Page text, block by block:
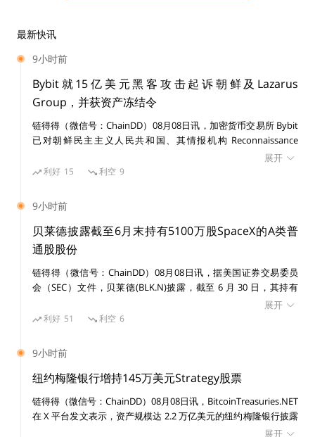
一话题，笔者想引用 Placeholder 合伙人 Chris Burnisk
可能打破简单的四年周期。在美国新一代政府的支持下，
加密货币资产未来几年的回报率可能不会出现抛物线式的
增长，而是更趋于稳定增长。此外，主流资产不太可能再
遭遇 85-95% 的极端回撤。 对于接下来的市场走势，各
位如何看待？
作者：TechubNews；来自链得得内容开放平台“得得号”，本文仅代表作者观点，不代
凡“得得号”文章，原创性和内容的真实性由投稿人保证，如果稿件因抄袭、作假等行为
导致的法律后果，由投稿人本人负责
得得号平台发布文章，如有侵权、违规及其他不当言论内容，请广大读者监督，一经证
实，平台会立即下线。如遇文章内容问题，请联系微信：chaindd123
链得得仅提供相关信息展示，不构成任何投资建议
更多精彩内容，关注链得得微信号（ID：
ChainDD），或者下载链得得App
最新快讯
9小时前
Bybit就15亿美元黑客攻击起诉朝鲜及Lazarus
Group，并获资产冻结令
链得得（微信号：ChainDD）08月08日讯，加密货币交易所 Bybit
已对朝鲜民主主义人民共和国、其情报机构 Reconnaissance
General Bureau（RGB）及受国家制裁的黑客组织 Lazarus Group
提起民事诉讼，涉及一宗价值 15 亿美元的黑客攻击事件。 美国联
识别资产。
展开
利好 15 利空 9
9小时前
贝莱德披露截至6月末持有5100万股SpaceX的A类普
通股股份
链得得（微信号：ChainDD）08月08日讯，据美国证券交易委员
会（SEC）文件，贝莱德(BLK.N)披露，截至 6 月 30 日，其持有
展开
利好 51 利空 6
9小时前
纽约梅隆银行增持145万美元Strategy股票
链得得（微信号：ChainDD）08月08日讯，BitcoinTreasuries.NET
在 X 平台发文表示，资产规模达 2.2 万亿美元的纽约梅隆银行披露
增持 14,630 股 Strategy 股票，价值 145 万美元。目前其持有
展开